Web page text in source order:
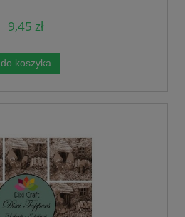
9,45 zł
do koszyka